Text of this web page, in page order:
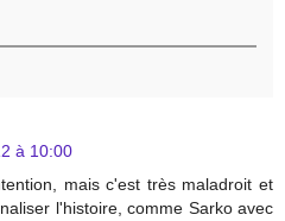
à 10:00
mais c'est très maladroit et
l'histoire, comme Sarko avec